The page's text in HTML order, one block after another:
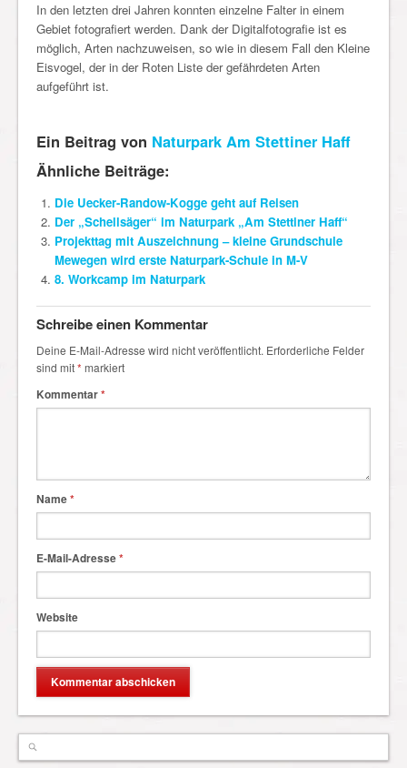
In den letzten drei Jahren konnten einzelne Falter in einem
Gebiet fotografiert werden. Dank der Digitalfotografie ist es
möglich, Arten nachzuweisen, so wie in diesem Fall den Kleine
Eisvogel, der in der Roten Liste der gefährdeten Arten
aufgeführt ist.
Ein Beitrag von Naturpark Am Stettiner Haff
Ähnliche Beiträge:
Die Uecker-Randow-Kogge geht auf Reisen
Der „Schellsäger“ im Naturpark „Am Stettiner Haff“
Projekttag mit Auszeichnung – kleine Grundschule
Mewegen wird erste Naturpark-Schule in M-V
8. Workcamp im Naturpark
Schreibe einen Kommentar
Deine E-Mail-Adresse wird nicht veröffentlicht. Erforderliche Felder
sind mit* markiert
Kommentar*
Name*
E-Mail-Adresse*
Website